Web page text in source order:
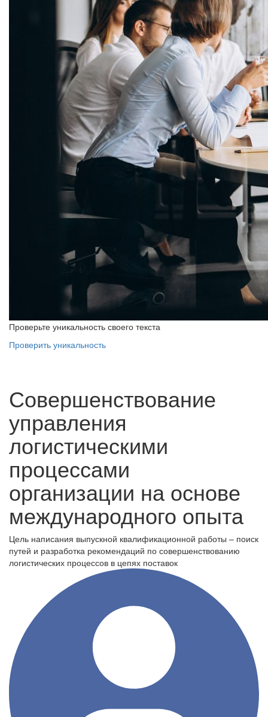
Проверьте уникальность своего текста
Проверить уникальность
Совершенствование
управления
логистическими
процессами
организации на основе
международного опыта
Цель написания выпускной квалификационной работы – поиск
путей и разработка рекомендаций по совершенствованию
логистических процессов в цепях поставок